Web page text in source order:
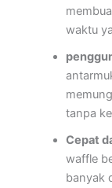
waktu
tanpa
Cepat
waffle
banyak